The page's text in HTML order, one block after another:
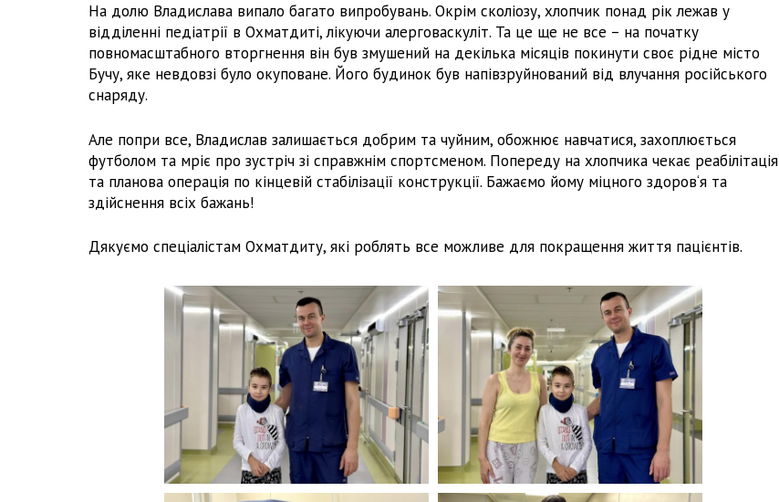
На долю Владислава випало багато випробувань. Окрім сколіозу, хлопчик понад рік лежав у
відділенні педіатрії в Охматдиті, лікуючи алерговаскуліт. Та це ще не все – на початку
повномасштабного вторгнення він був змушений на декілька місяців покинути своє рідне місто
Бучу, яке невдовзі було окуповане. Його будинок був напівзруйнований від влучання російського
снаряду.
Але попри все, Владислав залишається добрим та чуйним, обожнює навчатися, захоплюється
футболом та мріє про зустріч зі справжнім спортсменом. Попереду на хлопчика чекає реабілітація
та планова операція по кінцевій стабілізації конструкції. Бажаємо йому міцного здоров‘я та
здійснення всіх бажань!
Дякуємо спеціалістам Охматдиту, які роблять все можливе для покращення життя пацієнтів.